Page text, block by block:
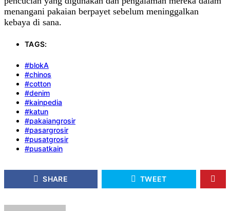
menangani pakaian berpayet sebelum meninggalkan
kebaya di sana.
TAGS:
#blokA
#chinos
#cotton
#denim
#kainpedia
#katun
#pakaiangrosir
#pasargrosir
#pusatgrosir
#pusatkain
SHARE TWEET